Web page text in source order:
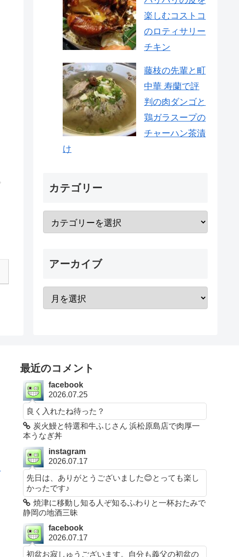
楽しむコストコ
のロティサリー
チキン
藤枝の先輩と町
中華 寿蘭で評
判の肉ダンゴと
鶏ガラスープの
チャーハン茶漬
け
カテゴリー
アーカイブ
最近のコメント
facebook
2026.07.25
良く入れたね待った？
炭火鰻と特選和牛ふじさん 浜松原島店で肉厚一
本うなぎ丼
instagram
2026.07.17
先日は、ありがとうございました😊とっても楽し
かったです♪
焼津に移動し知る人ぞ知るふわりと一杯おたみで
静岡の地酒三昧
facebook
2026.07.17
初盆お寂しゅうございます。自分も義父の初盆の